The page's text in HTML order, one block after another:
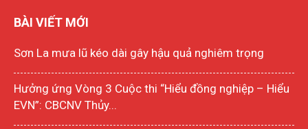
BÀI VIẾT MỚI
Sơn La mưa lũ kéo dài gây hậu quả nghiêm trọng
Hưởng ứng Vòng 3 Cuộc thi “Hiểu đồng nghiệp – Hiểu
EVN”: CBCNV Thủy...